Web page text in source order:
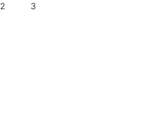
2 3